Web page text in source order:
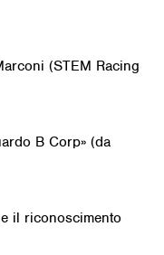
(STEM Racing
B Corp» (da
il riconoscimento